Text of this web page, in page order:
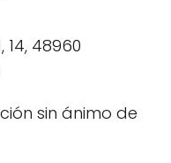
48960
sin ánimo de